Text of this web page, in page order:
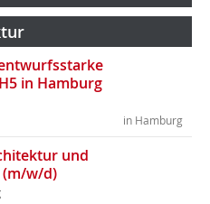
in Hamburg
in Hamburg
und
w/d)